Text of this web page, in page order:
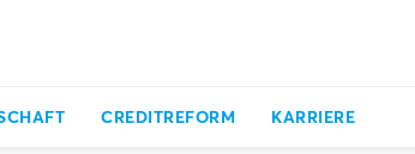
CREDITREFORM KARRIERE